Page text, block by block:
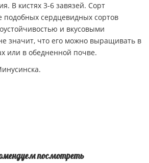
В кистях 3-6 завязей. Сорт
сердцевидных сортов
и вкусовыми
значит, что его можно выращивать в
или в обедненной почве.
посмотреть